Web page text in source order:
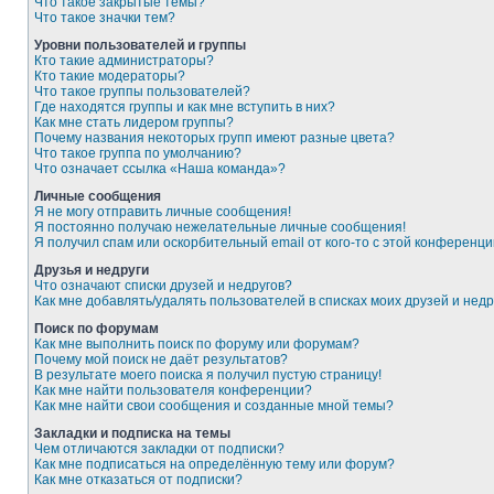
Что такое значки тем?
Уровни пользователей и группы
Кто такие администраторы?
Кто такие модераторы?
Что такое группы пользователей?
Где находятся группы и как мне вступить в них?
Как мне стать лидером группы?
Почему названия некоторых групп имеют разные цвета?
Что такое группа по умолчанию?
Что означает ссылка «Наша команда»?
Личные сообщения
Я не могу отправить личные сообщения!
Я постоянно получаю нежелательные личные сообщения!
Я получил спам или оскорбительный email от кого-то с этой
Друзья и недруги
Что означают списки друзей и недругов?
Как мне добавлять/удалять пользователей в списках моих друзей и
Поиск по форумам
Как мне выполнить поиск по форуму или форумам?
Почему мой поиск не даёт результатов?
В результате моего поиска я получил пустую страницу!
Как мне найти пользователя конференции?
Как мне найти свои сообщения и созданные мной темы?
Закладки и подписка на темы
Чем отличаются закладки от подписки?
Как мне подписаться на определённую тему или форум?
Как мне отказаться от подписки?